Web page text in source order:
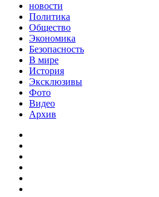
новости
Политика
Общество
Экономика
Безопасность
В мире
История
Эксклюзивы
Фото
Видео
Архив